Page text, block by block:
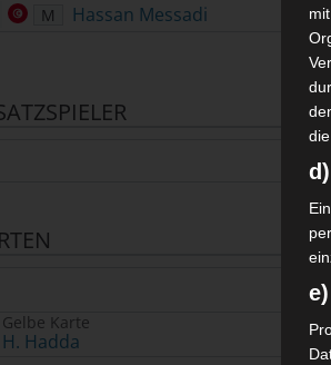
M Hassan Messadi
Gelbe Karte
H. Hadda